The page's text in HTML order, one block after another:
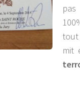
tout
mit